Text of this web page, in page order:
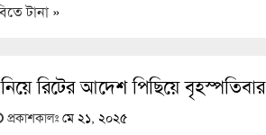
টানা»
রিটের আদেশ পিছিয়ে বৃহস্পতিবার
প্রকাশকালঃ মে ২১, ২০২৫